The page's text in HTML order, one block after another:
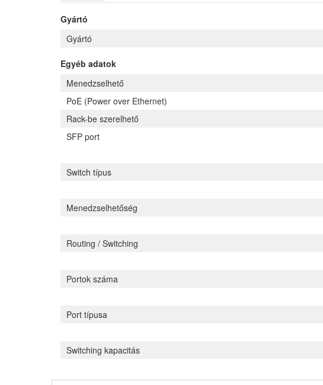
Gyártó
Gyártó
Egyéb adatok
Menedzselhető
PoE (Power over Ethernet)
Rack-be szerelhető
SFP port
Switch típus
Menedzselhetőség
Routing / Switching
Portok száma
Port típusa
Switching kapacitás